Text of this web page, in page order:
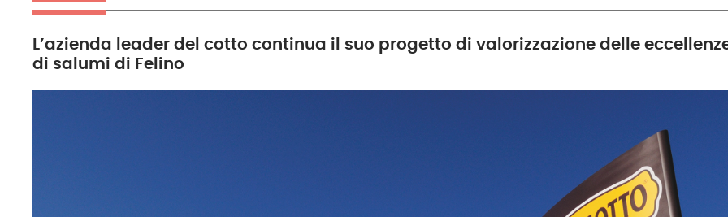
L’azienda leader del cotto continua il suo progetto di valorizzazione delle
di salumi di Felino